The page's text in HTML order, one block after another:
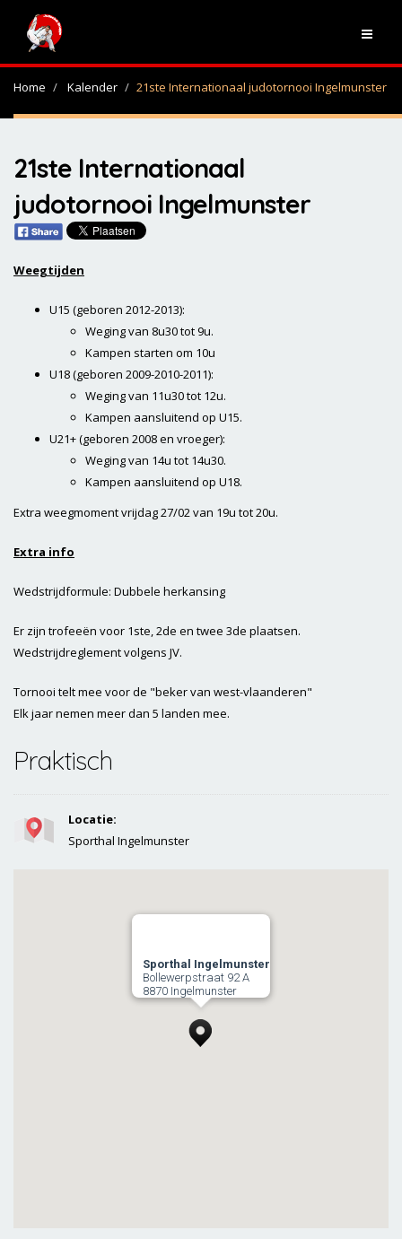
Home Kalender 21ste Internationaal judotornooi Ingelmunster
21ste Internationaal
judotornooi Ingelmunster
Weegtijden
U15 (geboren 2012-2013):
Weging van 8u30 tot 9u.
Kampen starten om 10u
U18 (geboren 2009-2010-2011):
Weging van 11u30 tot 12u.
Kampen aansluitend op U15.
U21+ (geboren 2008 en vroeger):
Weging van 14u tot 14u30.
Kampen aansluitend op U18.
Extra weegmoment vrijdag 27/02 van 19u tot 20u.
Extra info
Wedstrijdformule: Dubbele herkansing
Er zijn trofeeën voor 1ste, 2de en twee 3de plaatsen.
Wedstrijdreglement volgens JV.
Tornooi telt mee voor de "beker van west-vlaanderen"
Elk jaar nemen meer dan 5 landen mee.
Praktisch
Locatie:
Sporthal Ingelmunster
Sporthal Ingelmunster
Bollewerpstraat 92 A
8870 Ingelmunster